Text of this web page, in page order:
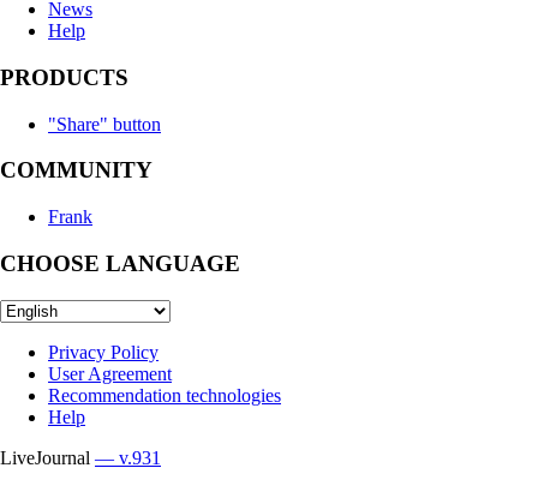
News
Help
PRODUCTS
"Share" button
COMMUNITY
Frank
CHOOSE LANGUAGE
Privacy Policy
User Agreement
Recommendation technologies
Help
LiveJournal — v.931